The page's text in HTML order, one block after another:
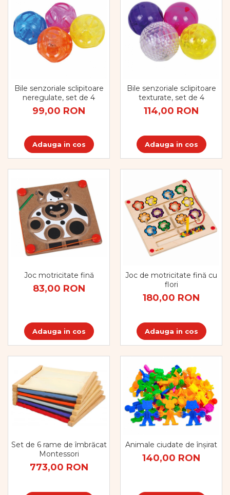
Bile senzoriale sclipitoare
neregulate, set de 4
99,00 RON
Adauga in cos
Bile senzoriale sclipitoare
texturate, set de 4
114,00 RON
Adauga in cos
Joc motricitate fină
83,00 RON
Adauga in cos
Joc de motricitate fină cu
flori
180,00 RON
Adauga in cos
Set de 6 rame de îmbrăcat
Montessori
773,00 RON
Animale ciudate de înșirat
140,00 RON